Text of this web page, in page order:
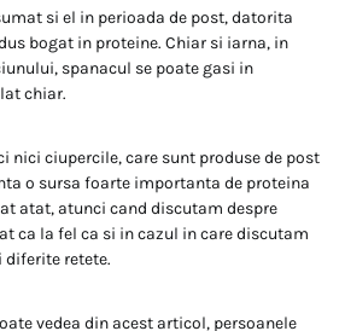
si el in perioada de post, datorita
bogat in proteine. Chiar si iarna, in
spanacul se poate gasi in
chiar.
nici ciupercile, care sunt produse de post
o sursa foarte importanta de proteina
atat, atunci cand discutam despre
ca la fel ca si in cazul in care discutam
diferite retete.
vedea din acest articol, persoanele